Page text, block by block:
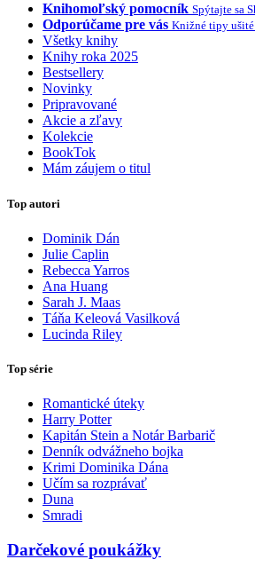
Knihomoľský pomocník Spýtajte sa
Odporúčame pre vás Knižné tipy
Všetky knihy
Knihy roka 2025
Bestsellery
Novinky
Pripravované
Akcie a zľavy
Kolekcie
BookTok
Mám záujem o titul
Top autori
Dominik Dán
Julie Caplin
Rebecca Yarros
Ana Huang
Sarah J. Maas
Táňa Keleová Vasilková
Lucinda Riley
Top série
Romantické úteky
Harry Potter
Kapitán Stein a Notár Barbarič
Denník odvážneho bojka
Krimi Dominika Dána
Učím sa rozprávať
Duna
Smradi
Darčekové poukážky